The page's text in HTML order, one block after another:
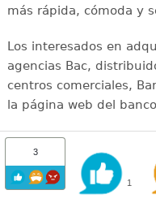
más rápida, cómoda y
Los interesados en
agencias Bac,
centros comerciales,
la página web del
3
1